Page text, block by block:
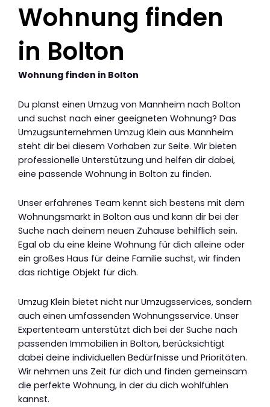
Wohnung finden
in Bolton
Wohnung finden in Bolton
Du planst einen Umzug von Mannheim nach Bolton
und suchst nach einer geeigneten Wohnung? Das
Umzugsunternehmen Umzug Klein aus Mannheim
steht dir bei diesem Vorhaben zur Seite. Wir bieten
professionelle Unterstützung und helfen dir dabei,
eine passende Wohnung in Bolton zu finden.
Unser erfahrenes Team kennt sich bestens mit dem
Wohnungsmarkt in Bolton aus und kann dir bei der
Suche nach deinem neuen Zuhause behilflich sein.
Egal ob du eine kleine Wohnung für dich alleine oder
ein großes Haus für deine Familie suchst, wir finden
das richtige Objekt für dich.
Umzug Klein bietet nicht nur Umzugsservices, sondern
auch einen umfassenden Wohnungsservice. Unser
Expertenteam unterstützt dich bei der Suche nach
passenden Immobilien in Bolton, berücksichtigt
dabei deine individuellen Bedürfnisse und Prioritäten.
Wir nehmen uns Zeit für dich und finden gemeinsam
die perfekte Wohnung, in der du dich wohlfühlen
kannst.